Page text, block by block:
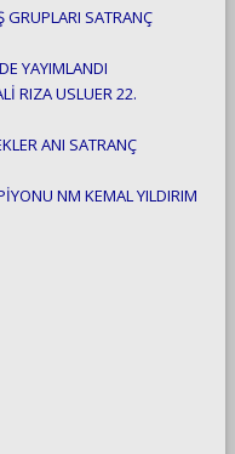
GRUPLARI SATRANÇ
YAYIMLANDI
RIZA USLUER 22.
ANI SATRANÇ
NM KEMAL YILDIRIM